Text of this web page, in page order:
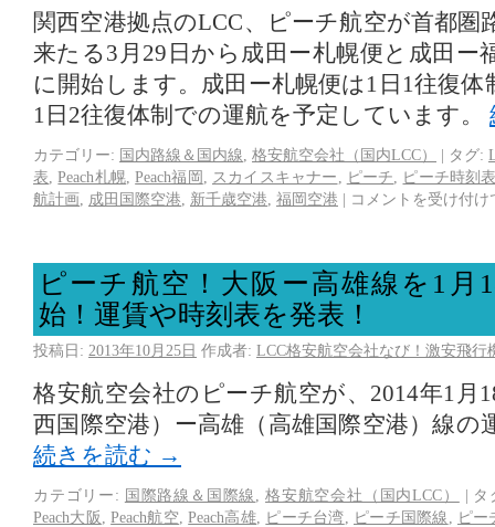
関西空港拠点のLCC、ピーチ航空が首都圏
来たる3月29日から成田ー札幌便と成田ー
に開始します。成田ー札幌便は1日1往復体
1日2往復体制での運航を予定しています。
カテゴリー: 国内路線＆国内線 格安航空会社（国内LCC） | タグ:
表 ,Peach札幌,Peach福岡 スカイスキャナー ピーチ
ピーチ時刻
航計画
成田国際空港 新千歳空港 福岡空港 | コメントを受け付
ピーチ航空！大阪ー高雄線を1月
始！運賃や時刻表を発表！
投稿日: 2013年10月25日 作成者: LCC格安航空会社なび！激安飛行
格安航空会社のピーチ航空が、2014年1月
西国際空港）ー高雄（高雄国際空港）線の
続きを読む →
カテゴリー: 国際路線＆国際線 ,格安航空会社（国内LCC） | タ
Peach大阪
,Peach航空 ,Peach高雄 ピーチ台湾 ピーチ国際線
ピー